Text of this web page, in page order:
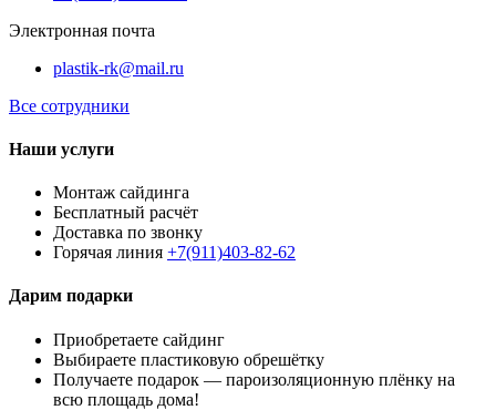
Электронная почта
plastik-rk@mail.ru
Все сотрудники
Наши услуги
Монтаж сайдинга
Бесплатный расчёт
Доставка по звонку
Горячая линия +7(911)403-82-62
Дарим подарки
Приобретаете сайдинг
Выбираете пластиковую обрешётку
Получаете подарок — пароизоляционную плёнку на
всю площадь дома!